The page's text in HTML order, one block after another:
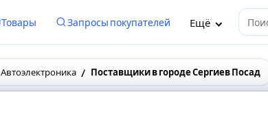
Товары Запросы покупателей Ещё Поиск
Автоэлектроника Поставщики в городе Сергиев Посад